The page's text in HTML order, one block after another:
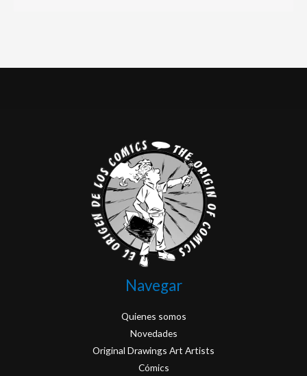
Navegar
Quienes somos
Novedades
Original Drawings Art Artists
Cómics